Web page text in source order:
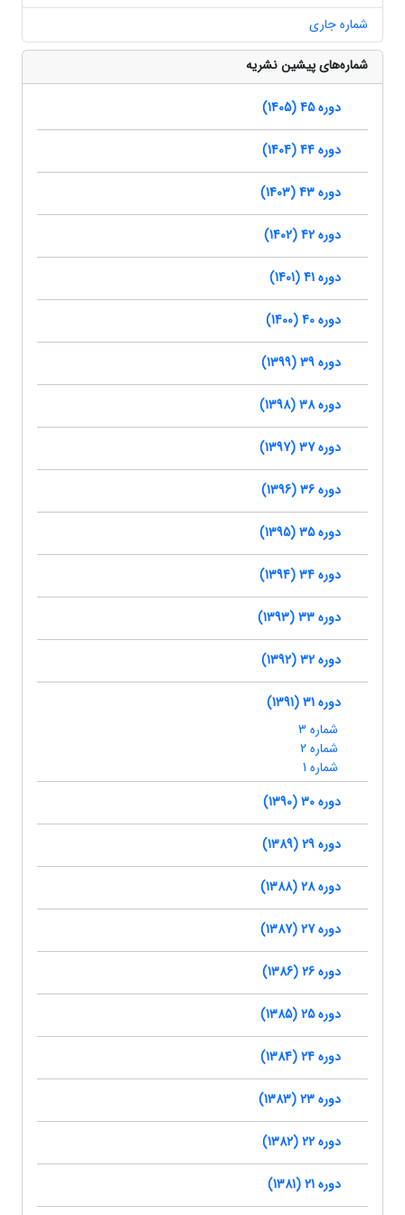
شماره جاری
شماره‌های پیشین نشریه
دوره 45 (1405)
دوره 44 (1404)
دوره 43 (1403)
دوره 42 (1402)
دوره 41 (1401)
دوره 40 (1400)
دوره 39 (1399)
دوره 38 (1398)
دوره 37 (1397)
دوره 36 (1396)
دوره 35 (1395)
دوره 34 (1394)
دوره 33 (1393)
دوره 32 (1392)
دوره 31 (1391)
شماره 3
شماره 2
شماره 1
دوره 30 (1390)
دوره 29 (1389)
دوره 28 (1388)
دوره 27 (1387)
دوره 26 (1386)
دوره 25 (1385)
دوره 24 (1384)
دوره 23 (1383)
دوره 22 (1382)
دوره 21 (1381)